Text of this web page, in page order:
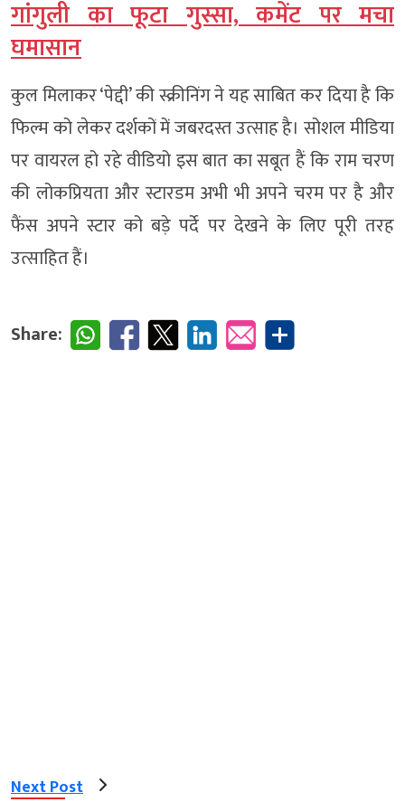
गांगुली का फूटा गुस्सा, कमेंट पर मचा
घमासान
कुल मिलाकर ‘पेद्दी’ की स्क्रीनिंग ने यह साबित कर दिया है कि
फिल्म को लेकर दर्शकों में जबरदस्त उत्साह है। सोशल मीडिया
पर वायरल हो रहे वीडियो इस बात का सबूत हैं कि राम चरण
की लोकप्रियता और स्टारडम अभी भी अपने चरम पर है और
फैंस अपने स्टार को बड़े पर्दे पर देखने के लिए पूरी तरह
उत्साहित हैं।
Share:
Next Post